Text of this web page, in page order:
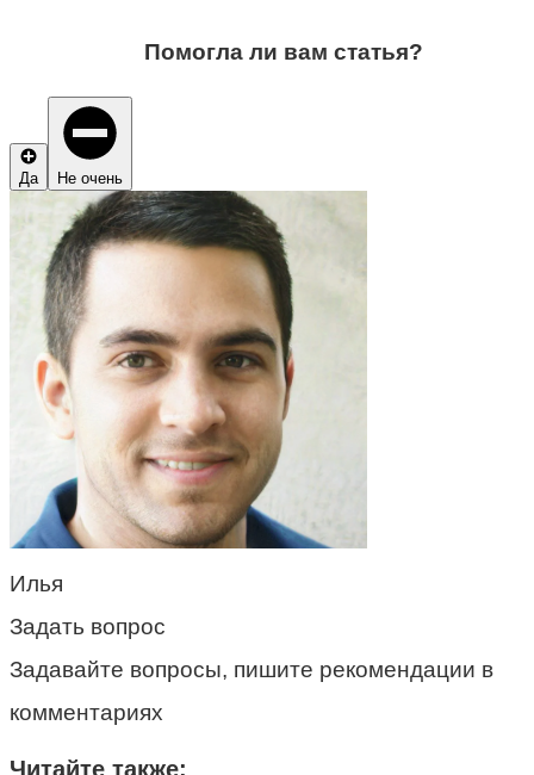
Помогла ли вам статья?
Да Не очень
Илья
Задать вопрос
Задавайте вопросы, пишите рекомендации в
комментариях
Читайте также: